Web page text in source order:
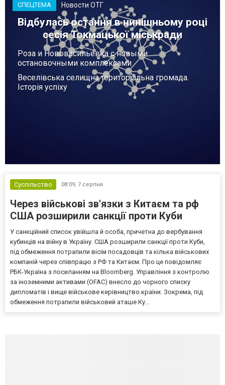
СПЕЦТЕМА Новости ОТГ
Відбулась остання в нинішньому році
сесія Токмацької міськради
Роза и Нововасильевка с новыми
остановочными комплексами
Веселівська селищна територіальна громада.
Історія успіху
Суспільство 08:09, 7 серпня
Через військові зв'язки з Китаєм та рф
США розширили санкції проти Куби
У санкційний список увійшла й особа, причетна до вербування
кубинців на війну в Україну. США розширили санкції проти Куби,
під обмеження потрапили вісім посадовців та кілька військових
компаній через співпрацю з РФ та Китаєм. Про це повідомляє
РБК-Україна з посиланням на Bloomberg. Управління з контролю
за іноземними активами (OFAC) внесло до чорного списку
дипломатів і вище військове керівництво країни. Зокрема, під
обмеження потрапили військовий аташе Ку...